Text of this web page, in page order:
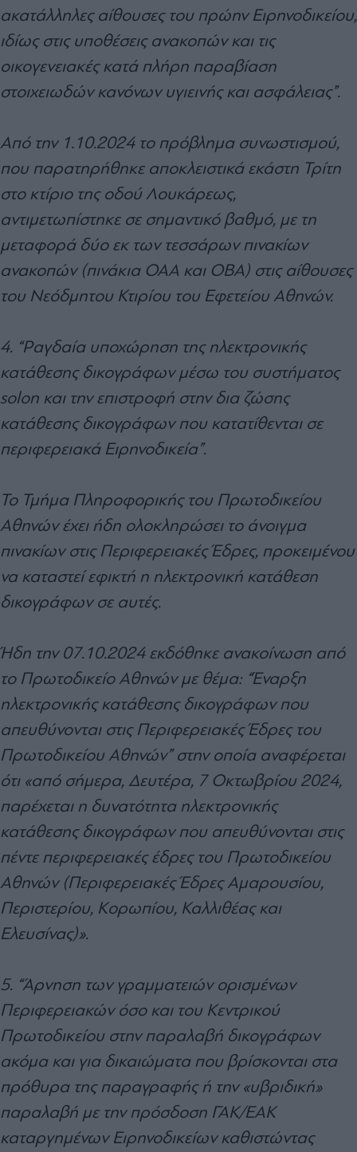
ακατάλληλες αίθουσες του πρώην Ειρηνοδικείου,
ιδίως στις υποθέσεις ανακοπών και τις
οικογενειακές κατά πλήρη παραβίαση
στοιχειωδών κανόνων υγιεινής και ασφάλειας”.
Από την 1.10.2024 το πρόβλημα συνωστισμού,
που παρατηρήθηκε αποκλειστικά εκάστη Τρίτη
στο κτίριο της οδού Λουκάρεως,
αντιμετωπίστηκε σε σημαντικό βαθμό, με τη
μεταφορά δύο εκ των τεσσάρων πινακίων
ανακοπών (πινάκια ΟΑΑ και ΟΒΑ) στις αίθουσες
του Νεόδμητου Κτιρίου του Εφετείου Αθηνών.
4. “Ραγδαία υποχώρηση της ηλεκτρονικής
κατάθεσης δικογράφων μέσω του συστήματος
solon και την επιστροφή στην δια ζώσης
κατάθεσης δικογράφων που κατατίθενται σε
περιφερειακά Ειρηνοδικεία”.
Το Τμήμα Πληροφορικής του Πρωτοδικείου
Αθηνών έχει ήδη ολοκληρώσει το άνοιγμα
πινακίων στις Περιφερειακές Έδρες, προκειμένου
να καταστεί εφικτή η ηλεκτρονική κατάθεση
δικογράφων σε αυτές.
Ήδη την 07.10.2024 εκδόθηκε ανακοίνωση από
το Πρωτοδικείο Αθηνών με θέμα: “Έναρξη
ηλεκτρονικής κατάθεσης δικογράφων που
απευθύνονται στις Περιφερειακές Έδρες του
Πρωτοδικείου Αθηνών” στην οποία αναφέρεται
ότι «από σήμερα, Δευτέρα, 7 Οκτωβρίου 2024,
παρέχεται η δυνατότητα ηλεκτρονικής
κατάθεσης δικογράφων που απευθύνονται στις
πέντε περιφερειακές έδρες του Πρωτοδικείου
Αθηνών (Περιφερειακές Έδρες Αμαρουσίου,
Περιστερίου, Κορωπίου, Καλλιθέας και
Ελευσίνας)».
5. “Άρνηση των γραμματειών ορισμένων
Περιφερειακών όσο και του Κεντρικού
Πρωτοδικείου στην παραλαβή δικογράφων
ακόμα και για δικαιώματα που βρίσκονται στα
πρόθυρα της παραγραφής ή την «υβριδική»
παραλαβή με την πρόσδοση ΓΑΚ/ΕΑΚ
καταργημένων Ειρηνοδικείων καθιστώντας